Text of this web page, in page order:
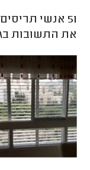
51 אנשי
את התשובות